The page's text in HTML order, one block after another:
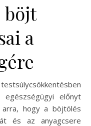
a
előnyt
hogy a böjtölés
és az anyagcsere